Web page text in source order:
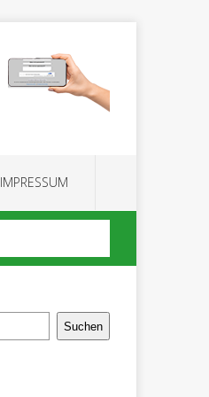
IMPRESSUM
Suchen